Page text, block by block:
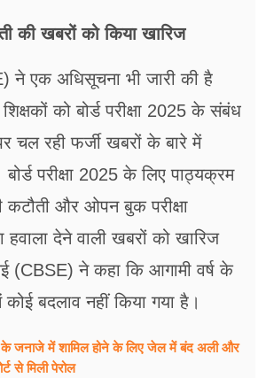
की खबरों को किया खारिज
ने एक अधिसूचना भी जारी की है
को बोर्ड परीक्षा 2025 के संबंध
चल रही फर्जी खबरों के बारे में
परीक्षा 2025 के लिए पाठ्यक्रम
कटौती और ओपन बुक परीक्षा
देने वाली खबरों को खारिज
(CBSE) ने कहा कि आगामी वर्ष के
कोई बदलाव नहीं किया गया है।
जनाजे में शामिल होने के लिए जेल में बंद अली और
से मिली पेरोल